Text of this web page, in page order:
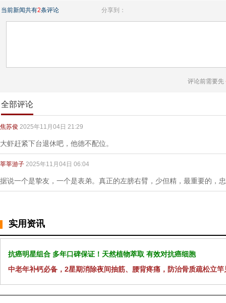
当前新闻共有2条评论 分享到：
评论前需要先
全部评论
焦苏俊 2025年11月04日 21:29
大虾赶紧下台退休吧，他德不配位。
莘莘游子 2025年11月04日 06:04
据说一个是挚友，一个是表弟。真正的左膀右臂，少但精，最重要的，
实用资讯
抗癌明星组合 多年口碑保证！天然植物萃取 有效对抗癌细胞
中老年补钙必备，2星期消除夜间抽筋、腰背疼痛，防治骨质疏松立竿